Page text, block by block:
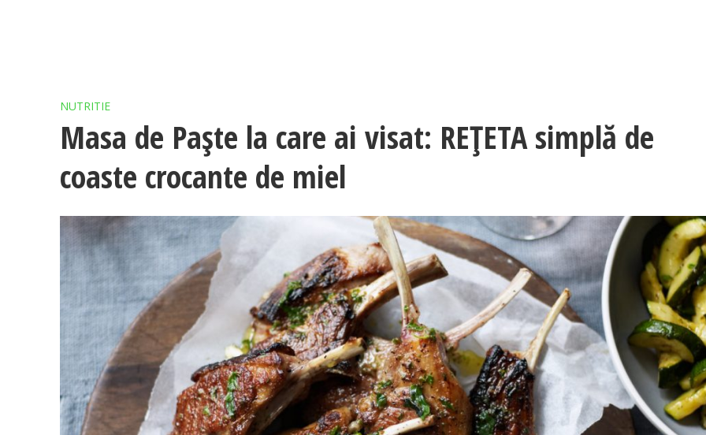
NUTRITIE
Masa de Paşte la care ai visat: REŢETA simplă de
coaste crocante de miel